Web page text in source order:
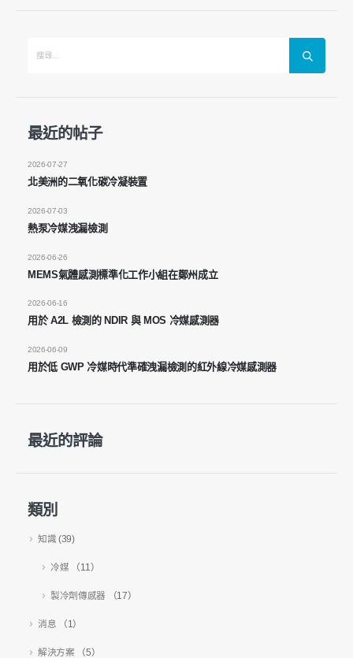
最近的帖子
北美洲的二氧化碳冷凝裝置
2026-07-27
熱泵冷媒洩漏檢測
2026-07-03
MEMS氣體感測標準化工作小組在鄭州成立
2026-06-26
用於 A2L 檢測的 NDIR 與 MOS 冷媒感測器
2026-06-16
用於低 GWP 冷媒時代準確洩漏檢測的紅外線冷媒感測器
2026-06-09
最近的評論
類別
知識 (39)
冷媒 （11）
製冷劑傳感器 （17）
消息 （1）
解決方案 （5）
聯繫我們
電話：0086-371-67169097
WhatsApp： +8618595618735
微信：18569903598
R290傳感器
R410傳感器
R454B傳感器
我們的解決方案
HVAC系統的製冷劑洩漏檢測
冷鏈製冷劑監測